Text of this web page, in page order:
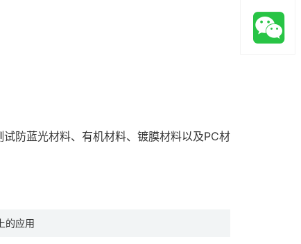
防蓝光材料、有机材料、镀膜材料以及PC材
的应用